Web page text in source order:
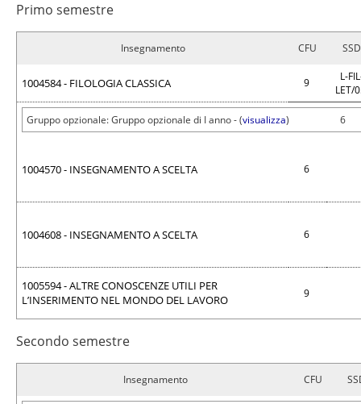
Primo semestre
Insegnamento CFU SSD
1004584 - FILOLOGIA CLASSICA 9
L-
LET/
Gruppo opzionale: Gruppo opzionale di I anno - (visualizza) 6
1004570 - INSEGNAMENTO A SCELTA 6
1004608 - INSEGNAMENTO A SCELTA 6
1005594 - ALTRE CONOSCENZE UTILI PER
L’INSERIMENTO NEL MONDO DEL LAVORO
9
Secondo semestre
Insegnamento CFU